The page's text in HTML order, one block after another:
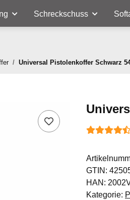
Schreckschuss
Universal Pistolenkoffer Schwarz
GTIN:
HAN:
Kategorie: